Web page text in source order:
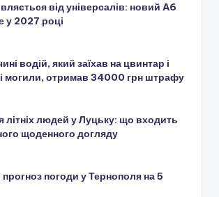
від універсалів: новий A6
у 2027 році
водій, який заїхав на цвинтар і
могили, отримав 34000 грн штрафу
літніх людей у Луцьку: що входить
щоденного догляду
погоди у Тернополя на 5